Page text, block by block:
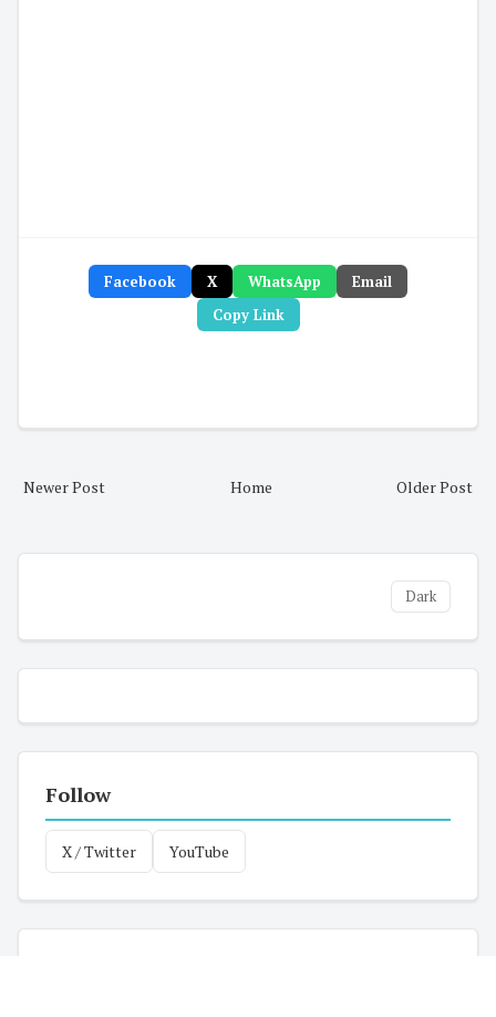
Facebook X WhatsApp
Email
Copy Link
Newer Post Older Post
Home
Dark
Follow
X / Twitter YouTube